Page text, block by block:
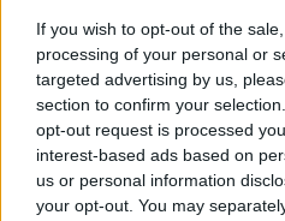
If you wish to opt-out of the
processing of your personal or
targeted advertising by us,
section to confirm your
opt-out request is processed
interest-based ads based on
us or personal information
your opt-out. You may
tartozik, a többieknek – a
középosztálybelieknek –
kell küzdeniük, pénz-,
is kell szerezniük ahhoz,
adókedvezményekhez
Nemdebár ismerős a